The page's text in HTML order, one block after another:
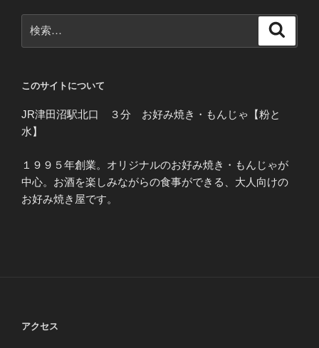
索:
このサイトについて
JR津田沼駅北口 ３分 お好み焼き・もんじゃ【粉と
水】
１９９５年創業。オリジナルのお好み焼き・もんじゃが
中心。お酒を楽しみながらの食事ができる、大人向けの
お好み焼き屋です。
アクセス